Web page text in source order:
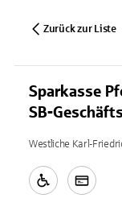
Zurück zur Liste
Sparkasse
SB-
Westliche Karl-